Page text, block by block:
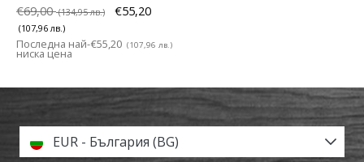
€69,00(134,95 лв.) €55,20
(107,96 лв.)
Последна най-
ниска цена
€55,20 (107,96 лв.)
EUR - България (BG)